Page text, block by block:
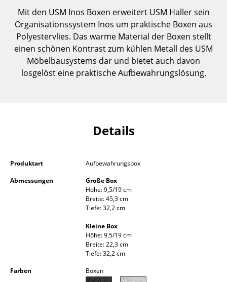
Regale & Schränke
Bücherregale
Wandregale
Sideboards & Kommoden
Kleinaufbewahrung
... alle Aufbewahrungsmöbel
Hängeleuchten & Deckenleuchten
Tischleuchten
Mit den USM Inos Boxen erweitert USM Haller sein
Organisationssystem Inos um praktische Boxen aus
Polyestervlies. Das warme Material der Boxen stellt
einen schönen Kontrast zum kühlen Metall des USM
Möbelbausystems dar und bietet auch davon
losgelöst eine praktische Aufbewahrungslösung.
Details
Produktart
Aufbewahrungsbox
Abmessungen
Große Box
Höhe: 9,5/19 cm
Breite: 45,3 cm
Tiefe: 32,2 cm
Kleine Box
Höhe: 9,5/19 cm
Breite: 22,3 cm
Tiefe: 32,2 cm
Farben
Boxen